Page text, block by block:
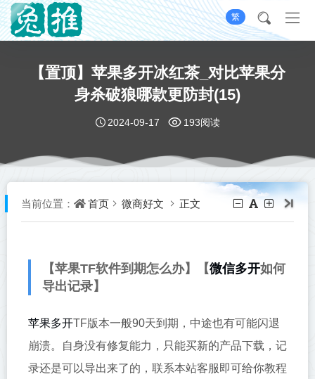
繁
【置顶】苹果多开冰红茶_对比苹果分
身杀破狼哪款更防封(15)
2024-09-17 193阅读
当前位置： 首页 微商好文 正文
【苹果TF软件到期怎么办】【微信多开如何
导出记录】
苹果多开TF版本一般90天到期，中途也有可能闪退
崩溃。自身没有修复能力，只能买新的产品下载，记
录还是可以导出来了的，联系本站客服即可给你教程